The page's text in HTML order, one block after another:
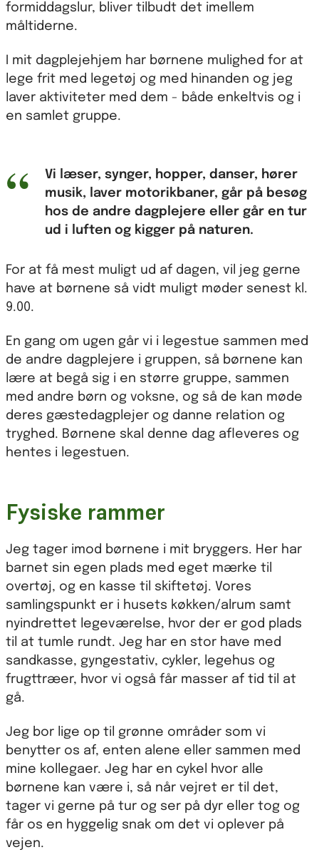
formiddagslur, bliver tilbudt det imellem
måltiderne.
I mit dagplejehjem har børnene mulighed for at
lege frit med legetøj og med hinanden og jeg
laver aktiviteter med dem - både enkeltvis og i
en samlet gruppe.
Vi læser, synger, hopper, danser, hører
musik, laver motorikbaner, går på besøg
hos de andre dagplejere eller går en tur
ud i luften og kigger på naturen.
For at få mest muligt ud af dagen, vil jeg gerne
have at børnene så vidt muligt møder senest kl.
9.00.
En gang om ugen går vi i legestue sammen med
de andre dagplejere i gruppen, så børnene kan
lære at begå sig i en større gruppe, sammen
med andre børn og voksne, og så de kan møde
deres gæstedagplejer og danne relation og
tryghed. Børnene skal denne dag afleveres og
hentes i legestuen.
Fysiske rammer
Jeg tager imod børnene i mit bryggers. Her har
barnet sin egen plads med eget mærke til
overtøj, og en kasse til skiftetøj. Vores
samlingspunkt er i husets køkken/alrum samt
nyindrettet legeværelse, hvor der er god plads
til at tumle rundt. Jeg har en stor have med
sandkasse, gyngestativ, cykler, legehus og
frugttræer, hvor vi også får masser af tid til at
gå.
Jeg bor lige op til grønne områder som vi
benytter os af, enten alene eller sammen med
mine kollegaer. Jeg har en cykel hvor alle
børnene kan være i, så når vejret er til det,
tager vi gerne på tur og ser på dyr eller tog og
får os en hyggelig snak om det vi oplever på
vejen.